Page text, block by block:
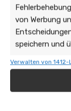
von Werbung
speichern und
Verwalten von